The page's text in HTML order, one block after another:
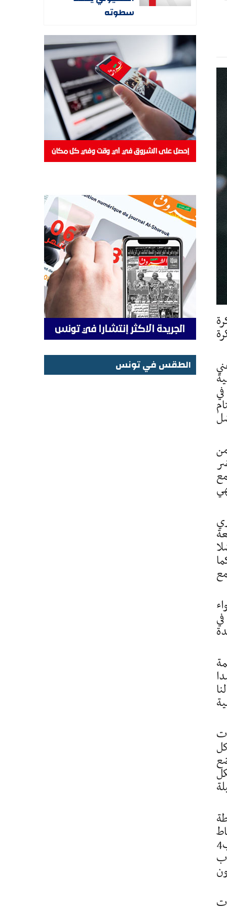
لمبدا
الايجابية والنقائص كذلك اذ سنسعى الى التركيز على الجانب الكيفي في التمارين لا الكمي عبر الاكتفاء ب4
سطوته
الطقس في تونس